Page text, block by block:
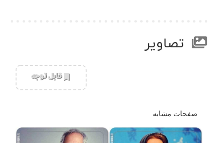
تصاویر
‌قابل توجه
صفحات مشابه